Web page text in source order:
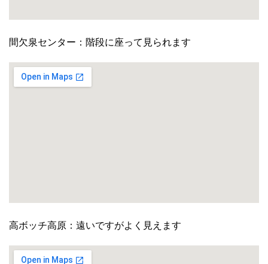
間欠泉センター：階段に座って見られます
高ボッチ高原：遠いですがよく見えます